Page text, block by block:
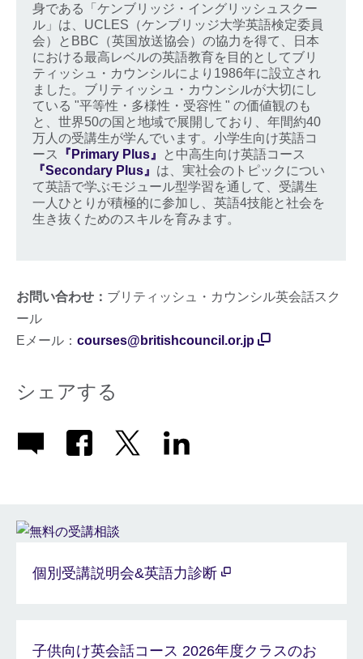
身である「ケンブリッジ・イングリッシュスクー
ル」は、UCLES（ケンブリッジ大学英語検定委員
会）とBBC（英国放送協会）の協力を得て、日本
における最高レベルの英語教育を目的としてブリ
ティッシュ・カウンシルにより1986年に設立され
ました。ブリティッシュ・カウンシルが大切にし
ている "平等性・多様性・受容性 " の価値観のも
と、世界50の国と地域で展開しており、年間約40
万人の受講生が学んでいます。小学生向け英語コ
ース
『Primary Plus』
と中高生向け英語コース
『Secondary Plus』 は、実社会のトピックについ
て英語で学ぶモジュール型学習を通して、受講生
一人ひとりが積極的に参加し、英語4技能と社会を
生き抜くためのスキルを育みます。
お問い合わせ： ブリティッシュ・カウンシル英会話スク
ール
Eメール： courses@britishcouncil.or.jp
シェアする
個別受講説明会&英語力診断
子供向け英会話コース 2026年度クラスのお